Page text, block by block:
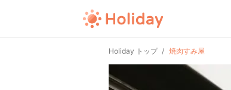
Holiday トップ 焼肉すみ屋